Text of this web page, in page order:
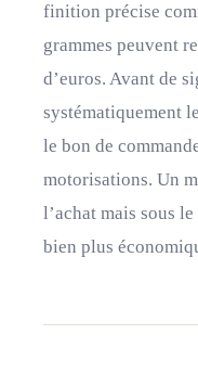
finition précise
grammes peuvent
d’euros. Avant de
systématiquement
le bon de
motorisations. Un
l’achat mais sous
bien plus